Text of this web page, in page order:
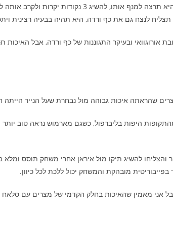
תיקו מול ערב הסעודית עם שער שנתן לה בטחון והיא תרצה למנף
לנצח גם את כף ורדה, היא תהיה בבעיה רצינית
ובעיקר התגוננות של כף ורדה, אבל האיכות
שהראתה איכות גבוהה מול נבחרת שעל הנייר הייתה
היפות בליברפול, כשגם מארמוש נראה טוב יותר
והצליחו להשיג תיקו מול איראן אחרי משחק תוסס
מובהקת והמשחק יכול ללכת לכל כיוון.
אני מאמין שהאיכות בחלק הקדמי של מצרים עם